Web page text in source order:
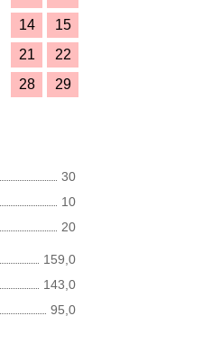
14
15
21
22
28
29
30
10
20
159,0
143,0
95,0